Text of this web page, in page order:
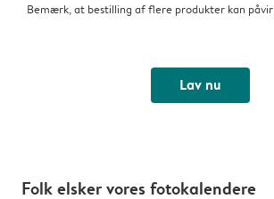
Bemærk, at bestilling af flere produkter kan
Lav nu
Folk elsker vores fotokalendere